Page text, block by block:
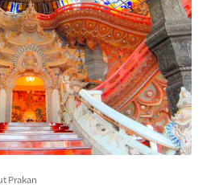
Prakan